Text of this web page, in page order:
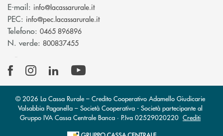
E-mail: info@lacassarurale.it(si apre l’app di posta elettronica)
PEC: info@pec.lacassarurale.it(si apre l’app di posta elettronica)
Telefono: 0465 896896
N. verde: 800837455
© 2026 La Cassa Rurale – Credito Cooperativo Adamello Giudicarie
Valsabbia Paganella – Società Cooperativa - Società partecipante al
Gruppo IVA Cassa Centrale Banca · P.Iva 02529020220 Crediti